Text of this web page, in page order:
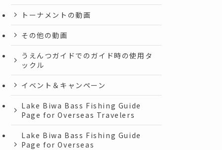
トーナメントの動画
その他の動画
うえんつガイドでのガイド時の使用タ
ックル
イベント＆キャンペーン
Lake Biwa Bass Fishing Guide
Page for Overseas Travelers
Lake Biwa Bass Fishing Guide
Page for Overseas